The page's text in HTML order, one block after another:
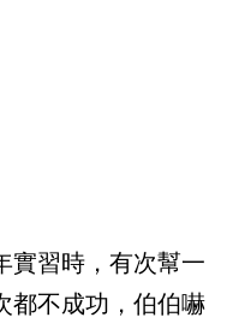
實習時，有次幫一
都不成功，伯伯嚇